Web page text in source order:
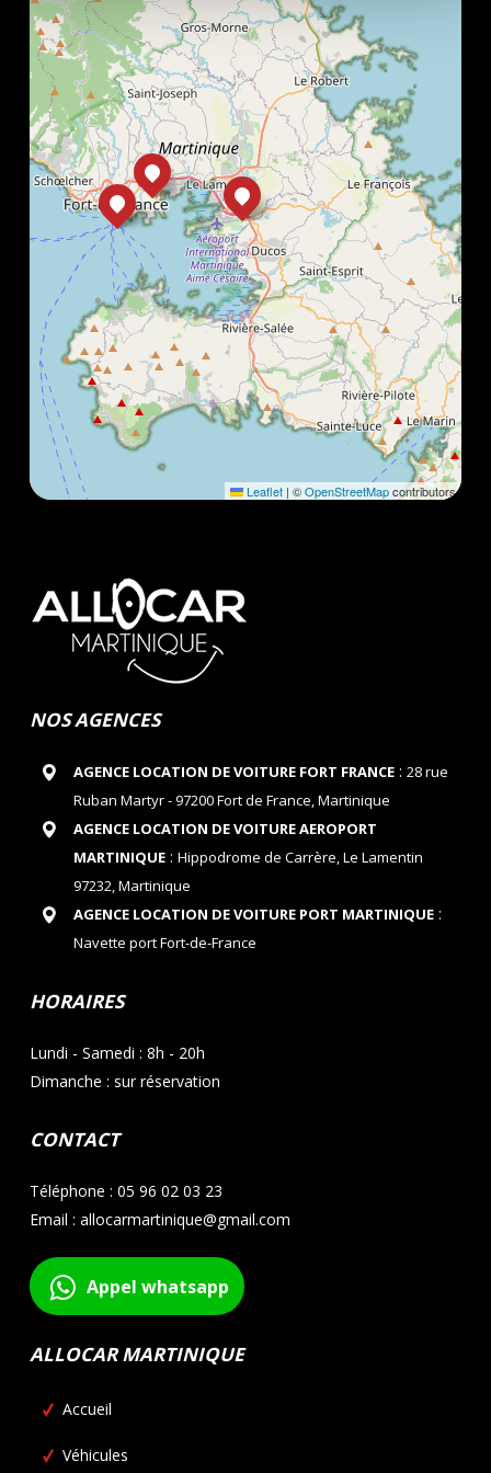
Leaflet | ©OpenStreetMapcontributors
NOS AGENCES
AGENCE LOCATION DE VOITURE FORT FRANCE: 28 rue
Ruban Martyr - 97200 Fort de France, Martinique
AGENCE LOCATION DE VOITURE AEROPORT
MARTINIQUE: Hippodrome de Carrère, Le Lamentin
97232, Martinique
AGENCE LOCATION DE VOITURE PORT MARTINIQUE:
Navette port Fort-de-France
HORAIRES
Lundi - Samedi : 8h - 20h
Dimanche : sur réservation
CONTACT
Téléphone : 05 96 02 03 23
Email : allocarmartinique@gmail.com
Appel whatsapp
ALLOCAR MARTINIQUE
Accueil
Véhicules